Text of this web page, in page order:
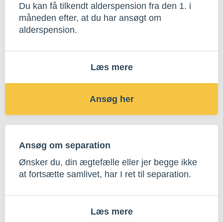
Du kan få tilkendt alderspension fra den 1. i
måneden efter, at du har ansøgt om
alderspension.
Læs mere
Ansøg her
Ansøg om separation
Ønsker du, din ægtefælle eller jer begge ikke
at fortsætte samlivet, har I ret til separation.
Læs mere